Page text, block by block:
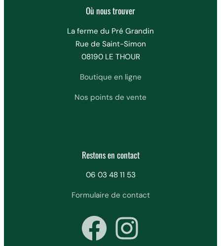
Où nous trouver
La ferme du Pré Grandin
Rue de Saint-Simon
08190 LE THOUR
Boutique en ligne
Nos points de vente
Restons en contact
06 03 48 11 53
Formulaire de contact